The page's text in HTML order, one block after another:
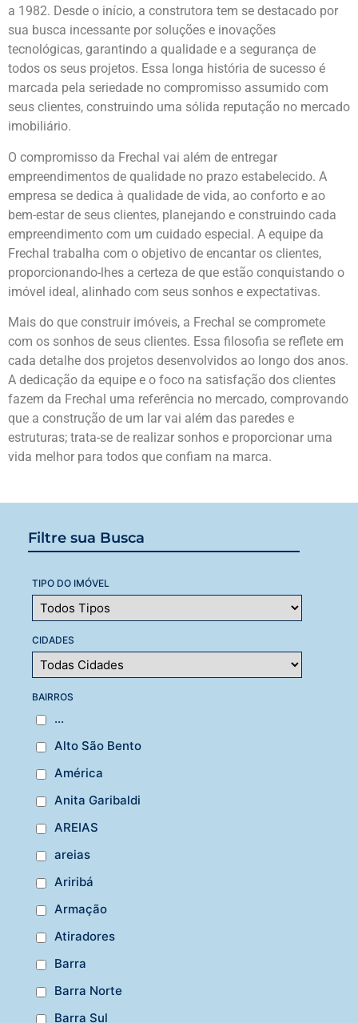
Filtre sua Busca
TIPO DO IMÓVEL
CIDADES
BAIRROS
...
Alto São Bento
América
Anita Garibaldi
AREIAS
areias
Ariribá
Armação
Atiradores
Barra
Barra Norte
Barra Sul
a 1982. Desde o início, a construtora tem se destacado por
sua busca incessante por soluções e inovações
tecnológicas, garantindo a qualidade e a segurança de
todos os seus projetos. Essa longa história de sucesso é
marcada pela seriedade no compromisso assumido com
seus clientes, construindo uma sólida reputação no mercado
imobiliário.
O compromisso da Frechal vai além de entregar
empreendimentos de qualidade no prazo estabelecido. A
empresa se dedica à qualidade de vida, ao conforto e ao
bem-estar de seus clientes, planejando e construindo cada
empreendimento com um cuidado especial. A equipe da
Frechal trabalha com o objetivo de encantar os clientes,
proporcionando-lhes a certeza de que estão conquistando o
imóvel ideal, alinhado com seus sonhos e expectativas.
Mais do que construir imóveis, a Frechal se compromete
com os sonhos de seus clientes. Essa filosofia se reflete em
cada detalhe dos projetos desenvolvidos ao longo dos anos.
A dedicação da equipe e o foco na satisfação dos clientes
fazem da Frechal uma referência no mercado, comprovando
que a construção de um lar vai além das paredes e
estruturas; trata-se de realizar sonhos e proporcionar uma
vida melhor para todos que confiam na marca.